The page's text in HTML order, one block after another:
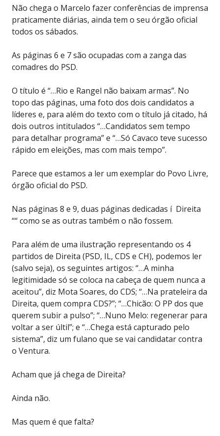
Não chega o Marcelo fazer conferências de imprensa
praticamente diárias, ainda tem o seu órgão oficial
todos os sábados.
As páginas 6 e 7 são ocupadas com a zanga das
comadres do PSD.
O título é “…Rio e Rangel não baixam armas”. No
topo das páginas, uma foto dos dois candidatos a
líderes e, para além do texto com o título já citado, há
dois outros intitulados “…Candidatos sem tempo
para detalhar programa” e “…Só Cavaco teve sucesso
rápido em eleições, mas com mais tempo”.
Parece que estamos a ler um exemplar do Povo Livre,
órgão oficial do PSD.
Nas páginas 8 e 9, duas páginas dedicadas í Direita
““ como se as outras também o não fossem.
Para além de uma ilustração representando os 4
partidos de Direita (PSD, IL, CDS e CH), podemos ler
(salvo seja), os seguintes artigos: “…A minha
legitimidade só se coloca na cabeça de quem nunca a
aceitou”, diz Mota Soares, do CDS; “…Na prateleira da
Direita, quem compra CDS?”; “…Chicão: O PP dos que
querem subir a pulso”; “…Nuno Melo: regenerar para
voltar a ser últil”; e “…Chega está capturado pelo
sistema”, diz um fulano que se vai candidatar contra
o Ventura.
Acham que já chega de Direita?
Ainda não.
Mas quem é que falta?